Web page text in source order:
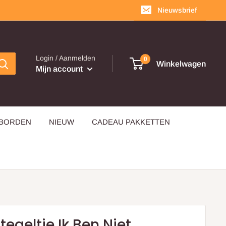
Nieuwsbrief
Login / Aanmelden
Mijn account
0
Winkelwagen
NIEUW CADEAU PAKKETTEN